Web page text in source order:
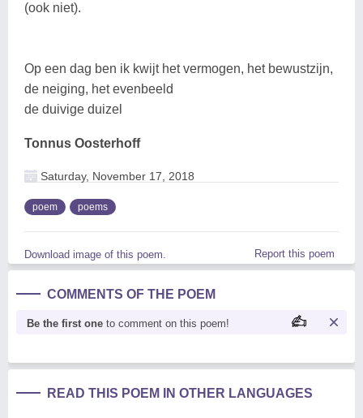
(ook niet).
Op een dag ben ik kwijt het vermogen, het bewustzijn,
de neiging, het evenbeeld
de duivige duizel
Tonnus Oosterhoff
Saturday, November 17, 2018
poem poems
Download image of this poem. Report this poem
COMMENTS OF THE POEM
Be the first one to comment on this poem!
READ THIS POEM IN OTHER LANGUAGES